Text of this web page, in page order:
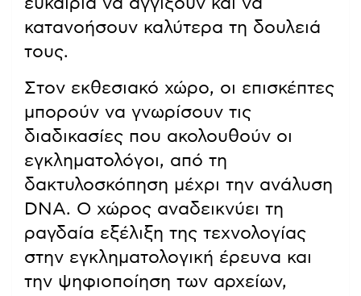
κατανοήσουν καλύτερα τη δουλειά
τους.
Στον εκθεσιακό χώρο, οι επισκέπτες
μπορούν να γνωρίσουν τις
διαδικασίες που ακολουθούν οι
εγκληματολόγοι, από τη
δακτυλοσκόπηση μέχρι την ανάλυση
DNA. Ο χώρος αναδεικνύει τη
ραγδαία εξέλιξη της τεχνολογίας
στην εγκληματολογική έρευνα και
την ψηφιοποίηση των αρχείων,